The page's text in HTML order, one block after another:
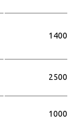
1400
2500
1000